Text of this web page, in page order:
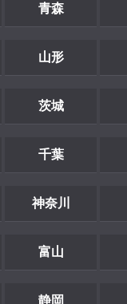
青森
山形
茨城
千葉
神奈川
富山
静岡